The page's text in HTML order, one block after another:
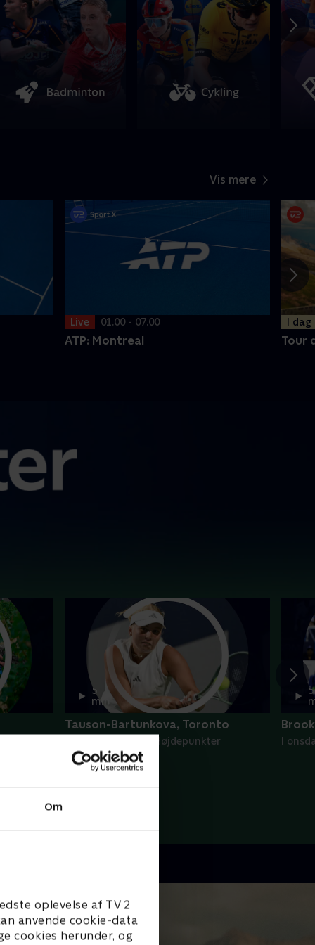
Om
oplevelse af TV 2
anvende cookie-data
cookies herunder, og
Vis mere
Live 01.00 - 07.00
ATP: Montreal
I dag
Tour
5
min
Tauson-Bartunkova, Toronto
I onsdags • WTA - Højdepunkter
5
I